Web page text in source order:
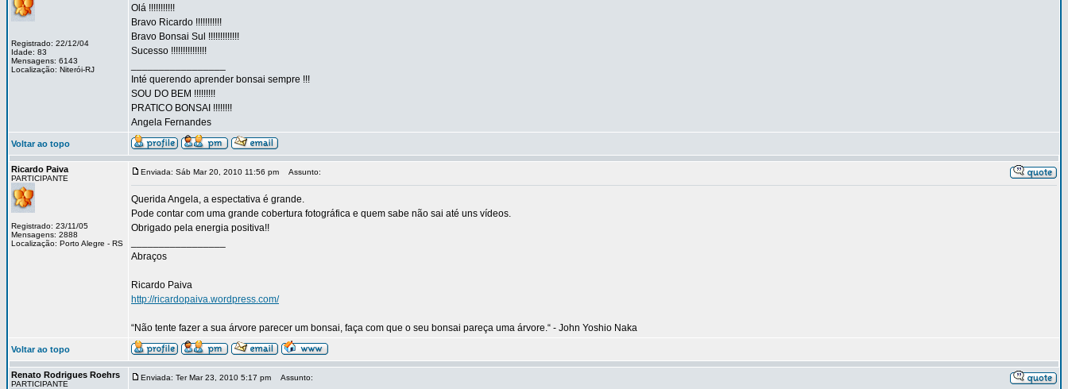
Registrado: 22/12/04
Idade: 83
Mensagens: 6143
Localização: Niterói-RJ
Olá !!!!!!!!!!!
Bravo Ricardo !!!!!!!!!!!
Bravo Bonsai Sul !!!!!!!!!!!!!
Sucesso !!!!!!!!!!!!!!!
Inté querendo aprender bonsai sempre !!!
SOU DO BEM !!!!!!!!!
PRATICO BONSAI !!!!!!!!
Angela Fernandes
Voltar ao topo
Ricardo Paiva
PARTICIPANTE
Registrado: 23/11/05
Mensagens: 2888
Localização: Porto Alegre - RS
Enviada: Sáb Mar 20, 2010 11:56 pm Assunto:
Querida Angela, a espectativa é grande.
Pode contar com uma grande cobertura fotográfica e quem sabe não sai até uns vídeos.
Obrigado pela energia positiva!!
Abraços
Ricardo Paiva
http://ricardopaiva.wordpress.com/
“Não tente fazer a sua árvore parecer um bonsai, faça com que o seu bonsai pareça uma árvore.“ - John Yoshio Naka
Voltar ao topo
Renato Rodrigues Roehrs
PARTICIPANTE
Enviada: Ter Mar 23, 2010 5:17 pm Assunto: